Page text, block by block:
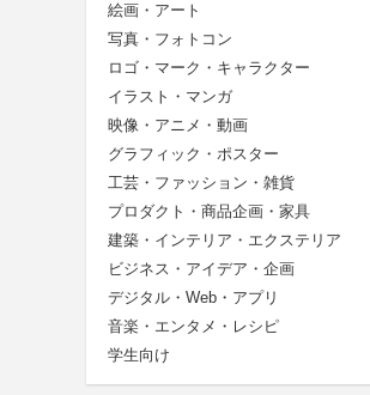
絵画・アート
写真・フォトコン
ロゴ・マーク・キャラクター
イラスト・マンガ
映像・アニメ・動画
グラフィック・ポスター
工芸・ファッション・雑貨
プロダクト・商品企画・家具
建築・インテリア・エクステリア
ビジネス・アイデア・企画
デジタル・Web・アプリ
音楽・エンタメ・レシピ
学生向け